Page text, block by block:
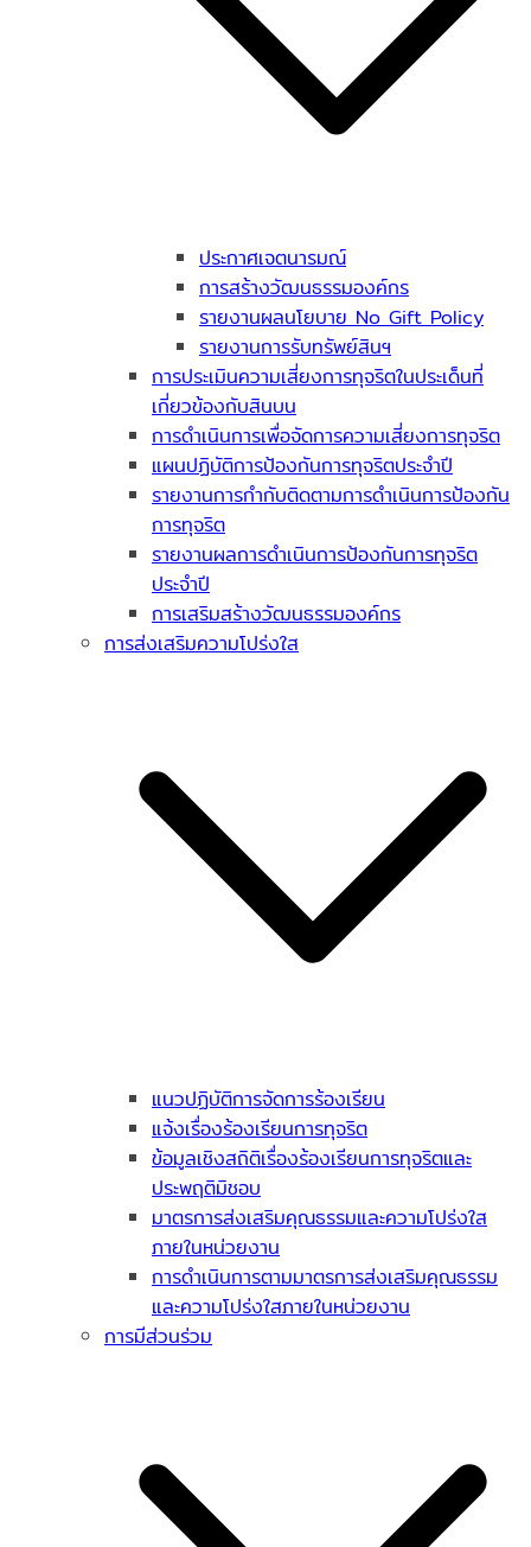
ประกาศเจตนารมณ์
การสร้างวัฒนธรรมองค์กร
รายงานผลนโยบาย No Gift Policy
รายงานการรับทรัพย์สินฯ
การประเมินความเสี่ยงการทุจริตในประเด็นที่
เกี่ยวข้องกับสินบน
การดำเนินการเพื่อจัดการความเสี่ยงการทุจริต
แผนปฏิบัติการป้องกันการทุจริตประจำปี
รายงานการกำกับติดตามการดำเนินการป้องกัน
การทุจริต
รายงานผลการดำเนินการป้องกันการทุจริต
ประจำปี
การเสริมสร้างวัฒนธรรมองค์กร
การส่งเสริมความโปร่งใส
แนวปฏิบัติการจัดการร้องเรียน
แจ้งเรื่องร้องเรียนการทุจริต
ข้อมูลเชิงสถิติเรื่องร้องเรียนการทุจริตและ
ประพฤติมิชอบ
มาตรการส่งเสริมคุณธรรมและความโปร่งใส
ภายในหน่วยงาน
การดำเนินการตามมาตรการส่งเสริมคุณธรรม
และความโปร่งใสภายในหน่วยงาน
การมีส่วนร่วม